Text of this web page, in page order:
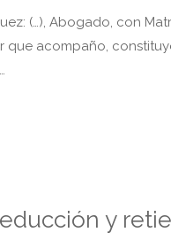
(…), Abogado, con
acompaño,
y